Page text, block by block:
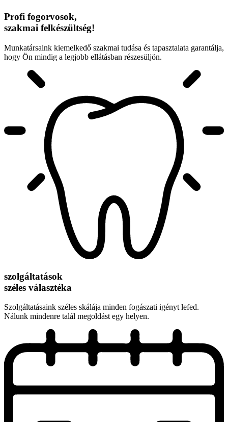
Profi fogorvosok,
szakmai felkészültség!
Munkatársaink kiemelkedő szakmai tudása és tapasztalata garantálja,
hogy Ön mindig a legjobb ellátásban részesüljön.
szolgáltatások
széles választéka
Szolgáltatásaink széles skálája minden fogászati igényt lefed.
Nálunk mindenre talál megoldást egy helyen.